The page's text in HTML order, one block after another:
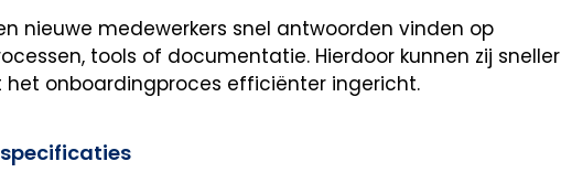
nieuwe medewerkers snel antwoorden vinden op
tools of documentatie. Hierdoor kunnen zij sneller
onboardingproces efficiënter ingericht.